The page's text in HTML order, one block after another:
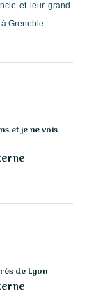
et leur grand-
Grenoble
et je ne vois
de Lyon